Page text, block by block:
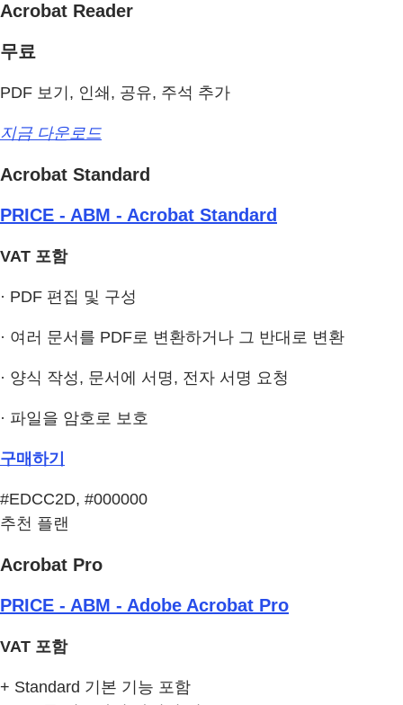
Acrobat Reader
무료
PDF 보기, 인쇄, 공유, 주석 추가
지금 다운로드
Acrobat Standard
PRICE - ABM - Acrobat Standard
VAT 포함
· PDF 편집 및 구성
· 여러 문서를 PDF로 변환하거나 그 반대로 변환
· 양식 작성, 문서에 서명, 전자 서명 요청
· 파일을 암호로 보호
구매하기
#EDCC2D, #000000
추천 플랜
Acrobat Pro
PRICE - ABM - Adobe Acrobat Pro
VAT 포함
+ Standard 기본 기능 포함